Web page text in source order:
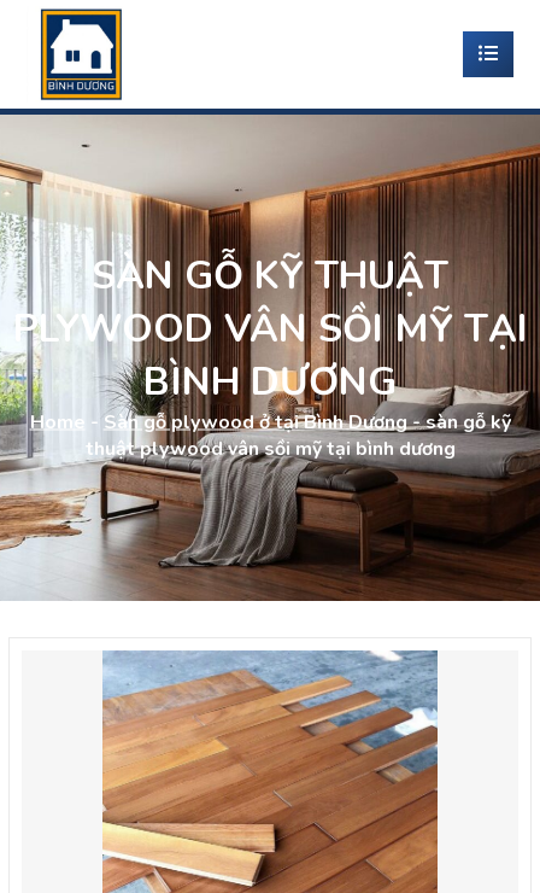
SÀN GỖ KỸ THUẬT
PLYWOOD VÂN SỒI MỸ TẠI
BÌNH DƯƠNG
Home - Sàn gỗ plywood ở tại Bình Dương-sàn gỗ kỹ
thuật plywood vân sồi mỹ tại bình dương